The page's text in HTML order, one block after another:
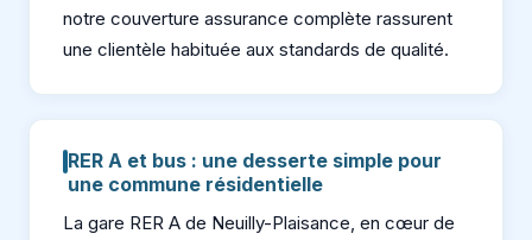
notre couverture assurance complète rassurent
une clientèle habituée aux standards de qualité.
RER A et bus : une desserte simple pour
une commune résidentielle
La gare RER A de Neuilly-Plaisance, en cœur de